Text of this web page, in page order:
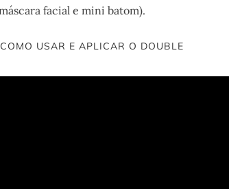
facial e mini batom).
USAR E APLICAR O DOUBLE